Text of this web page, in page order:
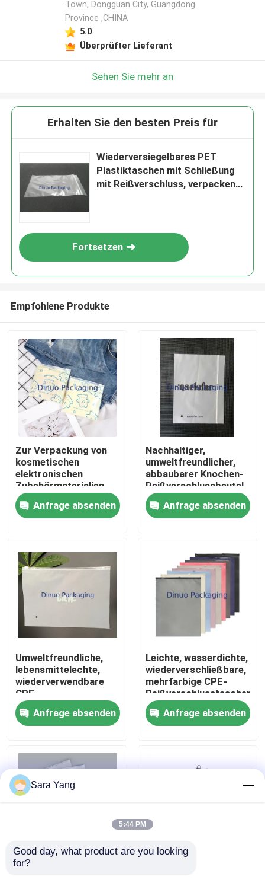
Produkte
Videos
Über uns
Werksbesichtigung
Qualitätskontrolle
Kontakt mit uns
Neuigkeiten
Town, Dongguan City, Guangdong
Province ,CHINA
5.0
Überprüfter Lieferant
Sehen Sie mehr an
Erhalten Sie den besten Preis für
Wiederversiegelbares PET
Plastiktaschen mit Schließung
mit Reißverschluss, verpacken
Fortsetzen
Empfohlene Produkte
Zur Verpackung von
kosmetischen
elektronischen
Zubehörmaterialien
wieder aufnehmbare
wasserdichte
Zipperbeutel aus
Anfrage absenden
Nachhaltiger,
umweltfreundlicher,
abbaubarer Knochen-
Reißverschlussbeutel
für kleine
Gegenstände
Anfrage absenden
Umweltfreundliche,
lebensmittelechte,
wiederverwendbare
CPE-
Reißverschlusstasche
zur Aufbewahrung von
Kleidungsdokumenten
Anfrage absenden
Leichte, wasserdichte,
wiederverschließbare,
mehrfarbige CPE-
Reißverschlusstaschen
für die
Reiseorganisation im
Home Office
Anfrage absenden
Kundenspezifische
Sara Yang
5:44 PM
Good day, what product are you looking
for?